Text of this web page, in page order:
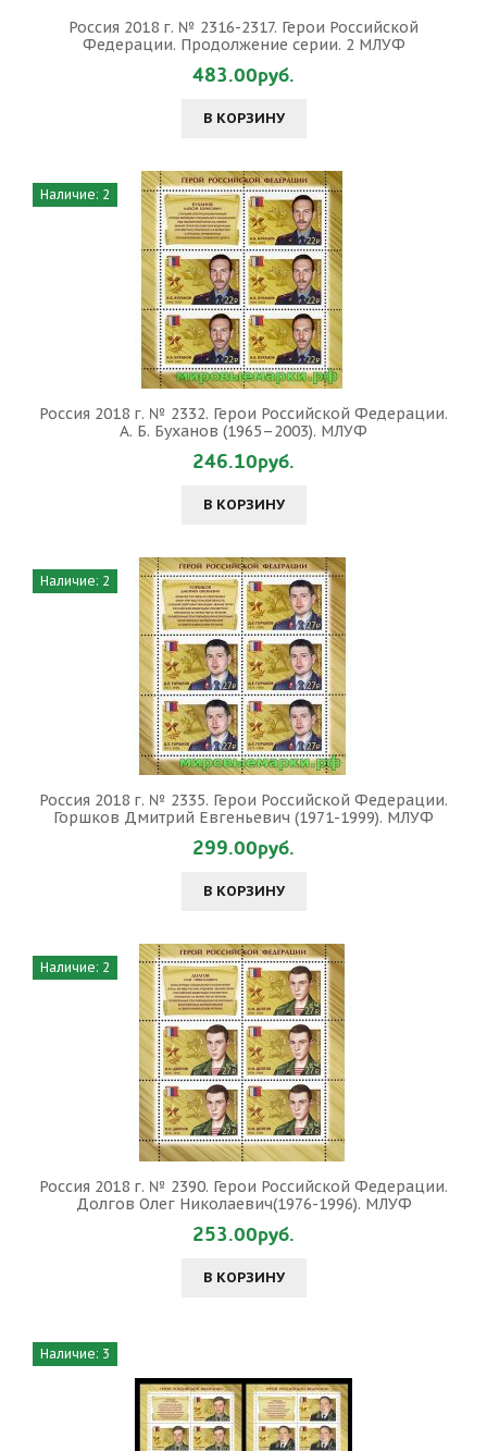
Россия 2018 г. № 2316-2317. Герои Российской
Федерации. Продолжение серии. 2 МЛУФ
483.00руб.
В КОРЗИНУ
Наличие: 2
Россия 2018 г. № 2332. Герои Российской Федерации.
А. Б. Буханов (1965–2003). МЛУФ
246.10руб.
В КОРЗИНУ
Наличие: 2
Россия 2018 г. № 2335. Герои Российской Федерации.
Горшков Дмитрий Евгеньевич (1971-1999). МЛУФ
299.00руб.
В КОРЗИНУ
Наличие: 2
Россия 2018 г. № 2390. Герои Российской Федерации.
Долгов Олег Николаевич(1976-1996). МЛУФ
253.00руб.
В КОРЗИНУ
Наличие: 3